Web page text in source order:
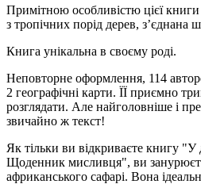
Примітною особливістю цієї
з тропічних порід дерев, з’єднана
Книга унікальна в своєму роді.
Неповторне оформлення, 114
2 географічні карти. ЇЇ приємно
розглядати. Але найголовніше і
звичайно ж текст!
Як тільки ви відкриваєте книгу
Щоденник мисливця", ви
африканського сафарі. Вона